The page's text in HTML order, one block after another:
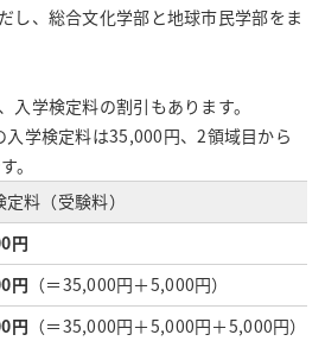
し、総合文化学部と地球市民学部をま
入学検定料の割引もあります。
学検定料は35,000円、2領域目から
。
定料（受験料）
円
円 （＝35,000円＋5,000円）
円 （＝35,000円＋5,000円＋5,000円）